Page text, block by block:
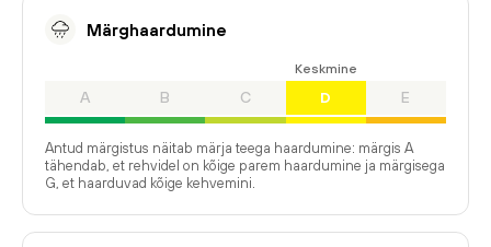
Märghaardumine
A B C
Keskmine
D E
Antud märgistus näitab märja teega haardumine: märgis A
tähendab, et rehvidel on kõige parem haardumine ja märgisega
G, et haarduvad kõige kehvemini.